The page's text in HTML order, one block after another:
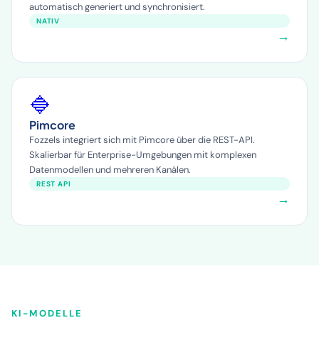
automatisch generiert und synchronisiert.
NATIV
→
🔷
Pimcore
Fozzels integriert sich mit Pimcore über die REST-API.
Skalierbar für Enterprise-Umgebungen mit komplexen
Datenmodellen und mehreren Kanälen.
REST API
→
KI-MODELLE